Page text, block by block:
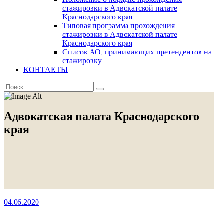
стажировки в Адвокатской палате
Краснодарского края
Типовая программа прохождения
стажировки в Адвокатской палате
Краснодарского края
Список АО, принимающих претендентов на
стажировку
КОНТАКТЫ
Адвокатская палата Краснодарского
края
04.06.2020